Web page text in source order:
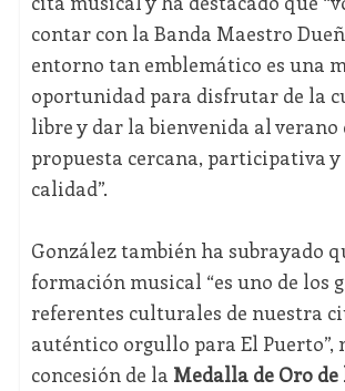
contar con la Banda Maestro
entorno tan emblemático es una
oportunidad para disfrutar de la
libre y dar la bienvenida al verano
propuesta cercana, participativa y
calidad”.
González también ha subrayado
formación musical “es uno de los
referentes culturales de nuestra
auténtico orgullo para El Puerto”,
concesión de la Medalla de Oro